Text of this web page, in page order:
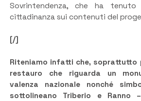
Sovrintendenza, che ha tenuto
cittadinanza sui contenuti del
[/]
Riteniamo infatti che, soprattutto
restauro che riguarda un
valenza nazionale nonché
sottolineano Triberio e